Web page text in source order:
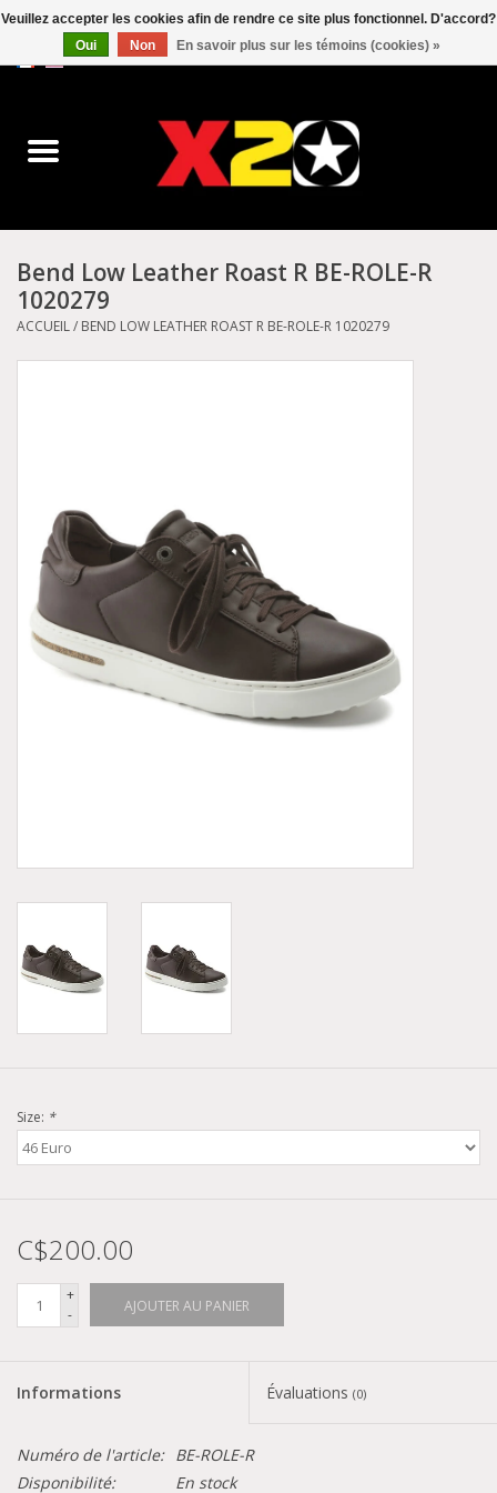
0 Articles - C$0.00
Converse
Kickers
Birkenstock
Demonia
MoEa
Autres marques
Bend Low Leather Roast R BE-ROLE-R
1020279
ACCUEIL/ BEND LOW LEATHER ROAST R BE-ROLE-R 1020279
Size: *
C$200.00
+
-
AJOUTER AU PANIER
Informations Évaluations (0)
Numéro de l'article: BE-ROLE-R
Disponibilité:
En stock
Veuillez accepter les cookies afin de rendre ce site plus fonctionnel. D'accord?
Oui
Non En savoir plus sur les témoins (cookies) »